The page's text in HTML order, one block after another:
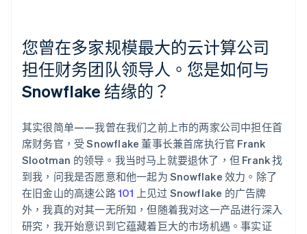
您曾在多家规模最大的云计算公司
担任财务团队领导人。您是如何与
Snowflake 结缘的？
其实很简单——我曾在我们之前上市的两家公司中担任首
席财务官，受 Snowflake 董事长兼首席执行官 Frank
Slootman 的领导。我当时马上就要退休了，但 Frank 找
到我，问我是否愿意和他一起为 Snowflake 效力。除了
在旧金山的高速公路101 上见过 Snowflake 的广告牌
外，我真的对其一无所知，但随着我对这一产品进行深入
研究，我开始意识到它蕴藏着巨大的市场机遇。事实证